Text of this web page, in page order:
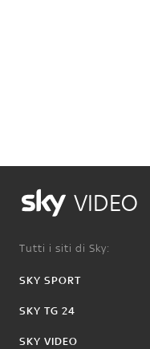
VIDEO
Tutti i siti di Sky:
SKY SPORT
SKY TG 24
SKY VIDEO